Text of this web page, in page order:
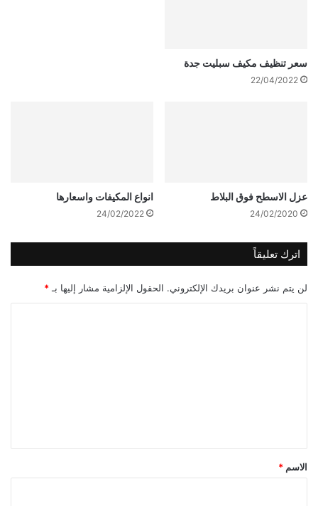
سعر تنظيف مكيف سبليت جدة
22/04/2022
عزل الاسطح فوق البلاط
24/02/2020
انواع المكيفات واسعارها
24/02/2022
اترك تعليقاً
لن يتم نشر عنوان بريدك الإلكتروني. الحقول الإلزامية مشار إليها بـ *
*
الاسم *